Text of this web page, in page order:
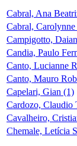
Cabral, Ana
Cabral,
Campigotto,
Candia, Paulo
Canto, Lucianne
Canto, Mauro
Capelari, Gian (1)
Cardozo, Claudio
Cavalheiro,
Chemale, Letícia